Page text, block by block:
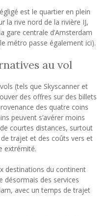
est le quartier en plein
la rive nord de la rivière IJ,
gare centrale d’Amsterdam
métro passe également ici).
au vol
(tels que Skyscanner et
des offres sur des billets
des quatre coins
peuvent s’avérer moins
courtes distances, surtout
trajet et des coûts vers et
extrémité.
destinations du continent
désormais des services
avec un temps de trajet